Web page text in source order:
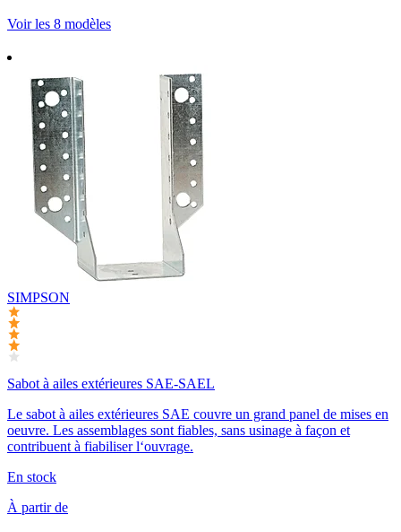
Voir les 8 modèles
SIMPSON
Sabot à ailes extérieures SAE-SAEL
Le sabot à ailes extérieures SAE couvre un grand panel de mises en
oeuvre. Les assemblages sont fiables, sans usinage à façon et
contribuent à fiabiliser l‘ouvrage.
En stock
À partir de